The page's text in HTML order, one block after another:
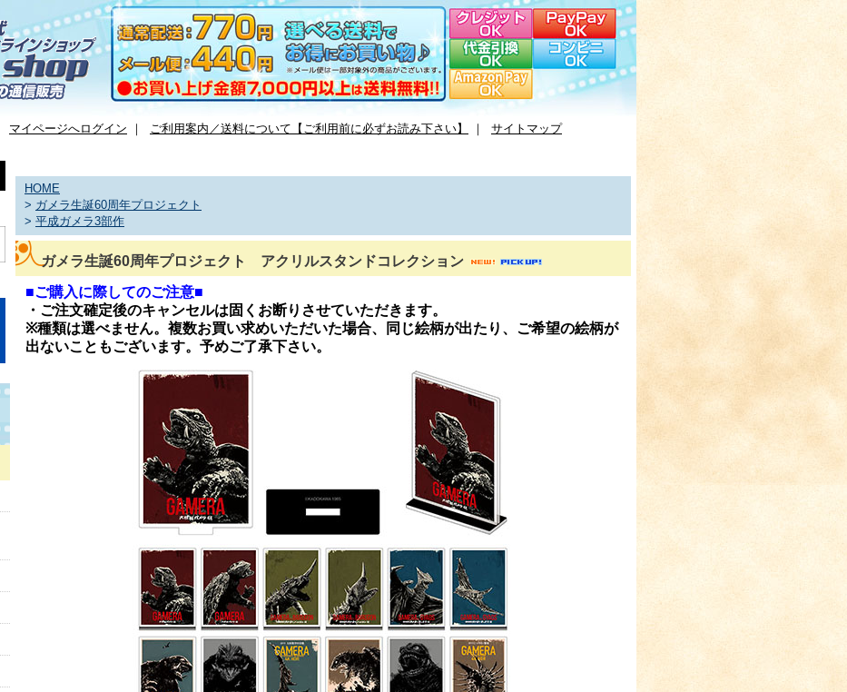
マイページへログイン ｜ ご利用案内／送料について【ご利用前に必ずお読み下さい】 ｜ サイトマップ
HOME
> ガメラ生誕60周年プロジェクト
> 平成ガメラ3部作
ガメラ生誕60周年プロジェクト アクリルスタンドコレクション
■ご購入に際してのご注意■
・ご注文確定後のキャンセルは固くお断りさせていただきます。
※種類は選べません。複数お買い求めいただいた場合、同じ絵柄が出たり、ご希望の絵柄が
出ないこともございます。予めご了承下さい。